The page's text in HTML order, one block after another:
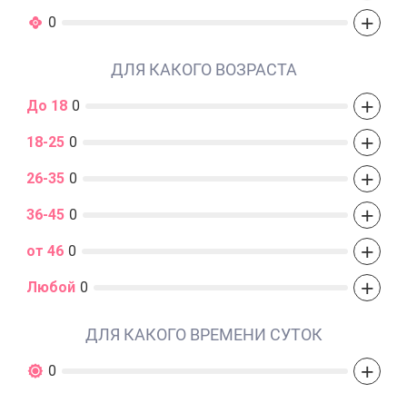
0 +
ДЛЯ КАКОГО ВОЗРАСТА
До 18 0 +
18-25 0 +
26-35 0 +
36-45 0 +
от 46 0 +
Любой 0 +
ДЛЯ КАКОГО ВРЕМЕНИ СУТОК
0 +